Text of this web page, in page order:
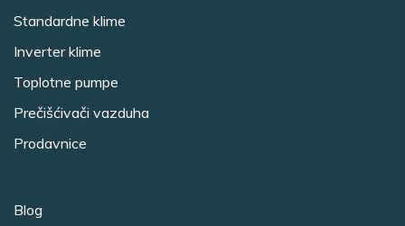
Standardne klime
Inverter klime
Toplotne pumpe
Prečišćivači vazduha
Prodavnice
Blog